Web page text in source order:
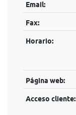
Email:
Fax:
Horario:
Página web:
Acceso cliente: